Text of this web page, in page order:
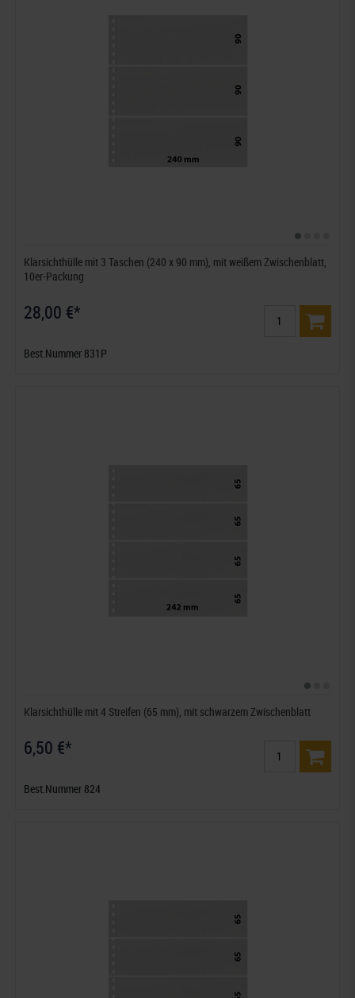
Klarsichthülle mit 3 Taschen (240 x 90 mm), mit weißem Zwischenblatt,
10er-Packung
28,00 €*
Best.Nummer 831P
Klarsichthülle mit 4 Streifen (65 mm), mit schwarzem Zwischenblatt
6,50 €*
Best.Nummer 824